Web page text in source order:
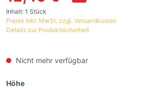
Inhalt: 1 Stück
Preise inkl. MwSt. zzgl. Versandkosten
Details zur Produktsicherheit
Nicht mehr verfügbar
Höhe